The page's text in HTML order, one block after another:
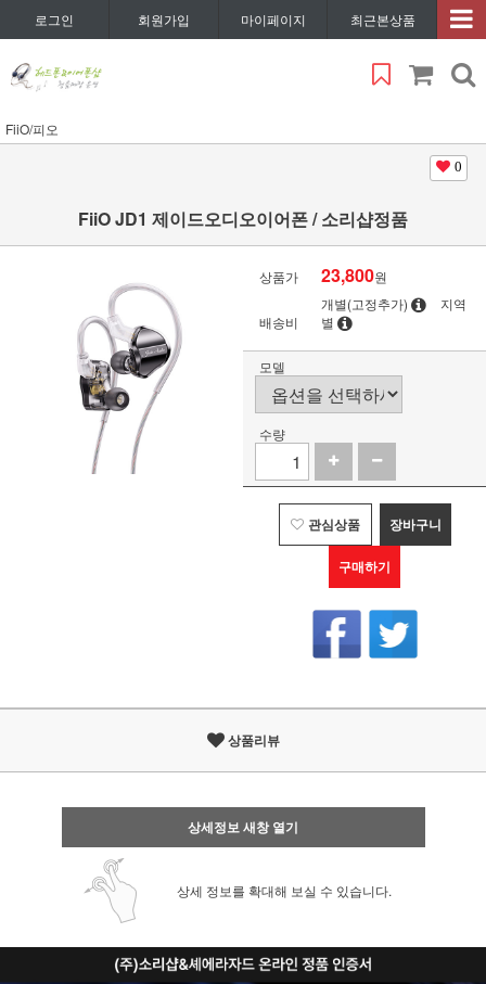
로그인 회원가입 마이페이지 최근본상품
FiiO/피오
0
FiiO JD1 제이드오디오이어폰 / 소리샵정품
상품가 23,800원
배송비
개별(고정추가)
지역
별
모델
수량
관심상품 장바구니
구매하기
상품리뷰
상세정보 새창 열기
상세 정보를 확대해 보실 수 있습니다.